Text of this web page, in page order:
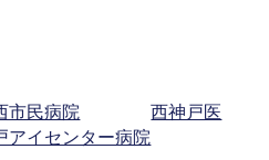
市民病院
西神戸医
アイセンター病院